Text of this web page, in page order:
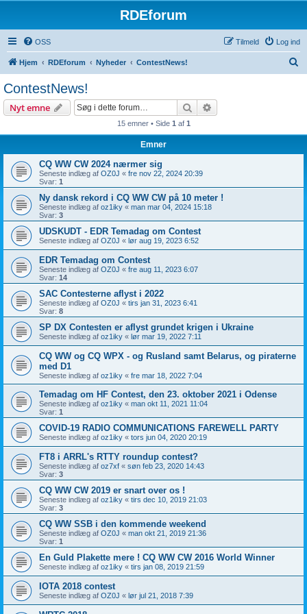
RDEforum
OSS Log ind
Tilmeld
Hjem RDEforum Nyheder ContestNews!
ContestNews!
Nyt emne Søg
15 emner • Side 1 af 1
Emner
CQ WW CW 2024 nærmer sig
Seneste indlæg af OZ0J « fre nov 22, 2024 20:39
Svar: 1
Ny dansk rekord i CQ WW CW på 10 meter !
Seneste indlæg af oz1iky « man mar 04, 2024 15:18
Svar: 3
UDSKUDT - EDR Temadag om Contest
Seneste indlæg af OZ0J « lør aug 19, 2023 6:52
EDR Temadag om Contest
Seneste indlæg af OZ0J « fre aug 11, 2023 6:07
Svar: 14
SAC Contesterne aflyst i 2022
Seneste indlæg af OZ0J « tirs jan 31, 2023 6:41
Svar: 8
SP DX Contesten er aflyst grundet krigen i Ukraine
Seneste indlæg af oz1iky « lør mar 19, 2022 7:11
CQ WW og CQ WPX - og Rusland samt Belarus, og piraterne
med D1
Seneste indlæg af oz1iky « fre mar 18, 2022 7:04
Temadag om HF Contest, den 23. oktober 2021 i Odense
Seneste indlæg af oz1iky « man okt 11, 2021 11:04
Svar: 1
COVID-19 RADIO COMMUNICATIONS FAREWELL PARTY
Seneste indlæg af oz1iky « tors jun 04, 2020 20:19
FT8 i ARRL's RTTY roundup contest?
Seneste indlæg af oz7xf « søn feb 23, 2020 14:43
Svar: 3
CQ WW CW 2019 er snart over os !
Seneste indlæg af oz1iky « tirs dec 10, 2019 21:03
Svar: 3
CQ WW SSB i den kommende weekend
Seneste indlæg af OZ0J « man okt 21, 2019 21:36
Svar: 1
En Guld Plakette mere ! CQ WW CW 2016 World Winner
Seneste indlæg af oz1iky « tirs jan 08, 2019 21:59
IOTA 2018 contest
Seneste indlæg af OZ0J « lør jul 21, 2018 7:39